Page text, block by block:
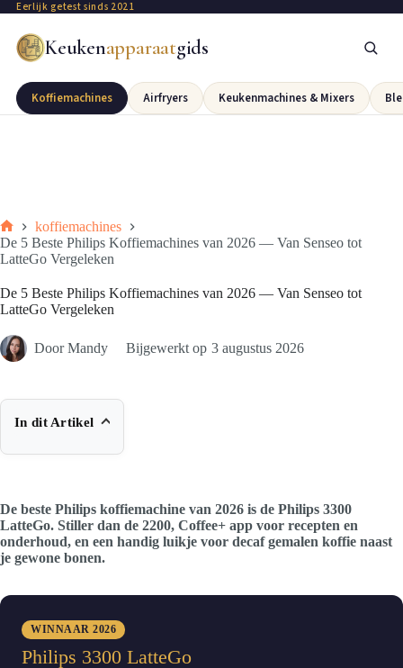
Eerlijk getest sinds 2021
Keukenapparaatgids
Koffiemachines Airfryers Keukenmachines & Mixers
koffiemachines
De 5 Beste Philips Koffiemachines van 2026 — Van Senseo tot
LatteGo Vergeleken
De 5 Beste Philips Koffiemachines van 2026 — Van Senseo tot
LatteGo Vergeleken
Door Mandy Bijgewerkt op 3 augustus 2026
In dit Artikel
De beste Philips koffiemachine van 2026 is de Philips 3300
LatteGo. Stiller dan de 2200, Coffee+ app voor recepten en
onderhoud, en een handig luikje voor decaf gemalen koffie naast
je gewone bonen.
WINNAAR 2026
Philips 3300 LatteGo